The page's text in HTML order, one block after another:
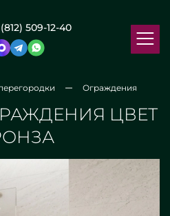
509-12-40
Ограждения
ЦВЕТ